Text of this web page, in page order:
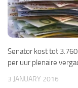
Senator kost tot
per uur plenaire
3 JANUARY 2016